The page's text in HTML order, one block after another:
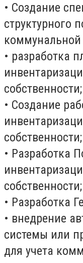
• Создание
структурного
• разработка
собственности;
• Создание
собственности;
• Разработка
собственности;
• Разработка
• внедрение
системы или
для учета